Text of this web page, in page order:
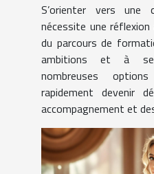
S’orienter vers une
nécessite une
du parcours de
ambitions et à
nombreuses
rapidement devenir
accompagnement et